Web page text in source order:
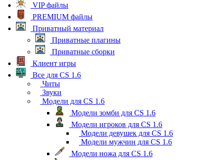
VIP файлы
PREMIUM файлы
Приватный материал
Приватные плагины
Приватные сборки
Клиент игры
Все для CS 1.6
Читы
Звуки
Модели для CS 1.6
Модели зомби для CS 1.6
Модели игроков для CS 1.6
Модели девушек для CS 1.6
Модели мужчин для CS 1.6
Модели ножа для CS 1.6